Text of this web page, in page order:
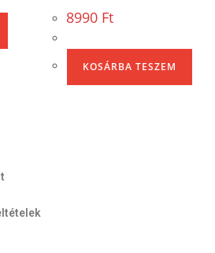
8990 Ft
KOSÁRBA TESZEM